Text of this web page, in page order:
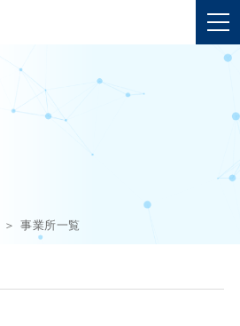
事業所一覧